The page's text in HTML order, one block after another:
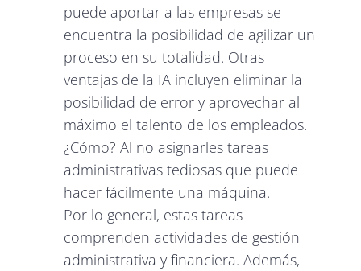
puede aportar a las empresas se
encuentra la posibilidad de agilizar un
proceso en su totalidad. Otras
ventajas de la IA incluyen eliminar la
posibilidad de error y aprovechar al
máximo el talento de los empleados.
¿Cómo? Al no asignarles tareas
administrativas tediosas que puede
hacer fácilmente una máquina.
Por lo general, estas tareas
comprenden actividades de gestión
administrativa y financiera. Además,